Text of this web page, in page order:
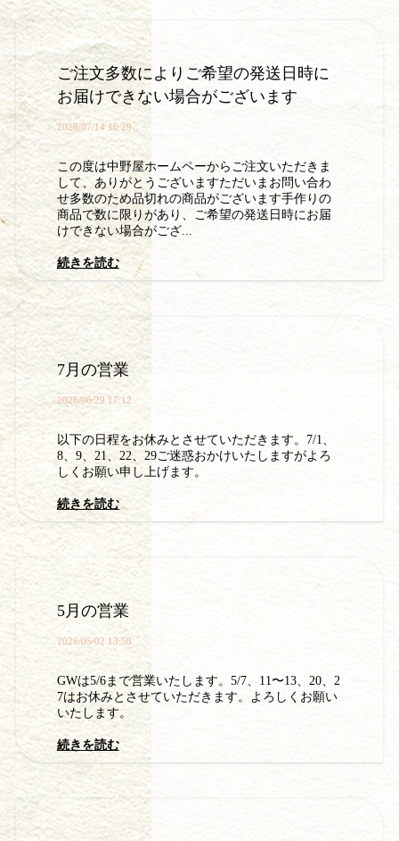
ご注文多数によりご希望の発送日時に
お届けできない場合がございます
2026/07/14 16:29
この度は中野屋ホームペーからご注文いただきま
して、ありがとうございますただいまお問い合わ
せ多数のため品切れの商品がございます手作りの
商品で数に限りがあり、ご希望の発送日時にお届
けできない場合がござ...
続きを読む
7月の営業
2026/06/29 17:12
以下の日程をお休みとさせていただきます。7/1、
8、9、21、22、29ご迷惑おかけいたしますがよろ
しくお願い申し上げます。
続きを読む
5月の営業
2026/05/02 13:58
GWは5/6まで営業いたします。5/7、11〜13、20、2
7はお休みとさせていただきます。よろしくお願い
いたします。
続きを読む